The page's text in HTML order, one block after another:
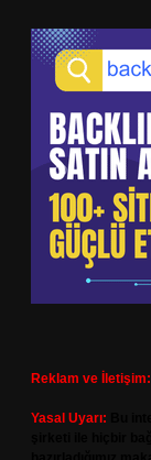
Reklam ve İletişim:
Yasal Uyarı: